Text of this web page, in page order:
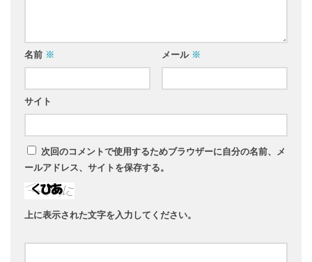
名前 ※ メール ※
サイト
次回のコメントで使用するためブラウザーに自分の名前、メ
ールアドレス、サイトを保存する。
上に表示された文字を入力してください。